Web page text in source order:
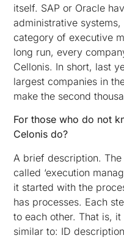
itself. SAP or Oracle
administrative
category of executive
long run, every
Cellonis. In short, last
largest companies in
make the second
For those who do not
Celonis do?
A brief description.
called ‘execution
it started with the
has processes. Each
to each other. That is,
similar to: ID